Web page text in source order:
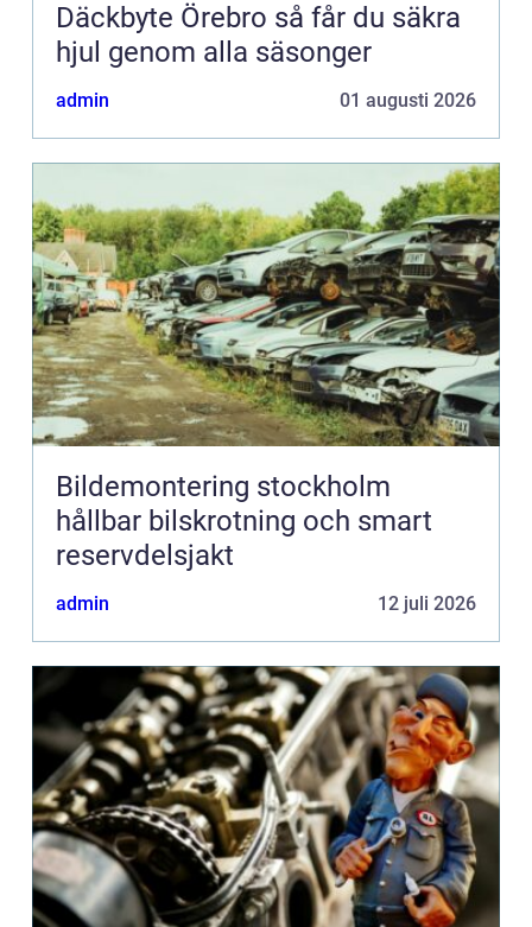
Däckbyte Örebro så får du säkra
hjul genom alla säsonger
admin 01 augusti 2026
Bildemontering stockholm
hållbar bilskrotning och smart
reservdelsjakt
admin 12 juli 2026